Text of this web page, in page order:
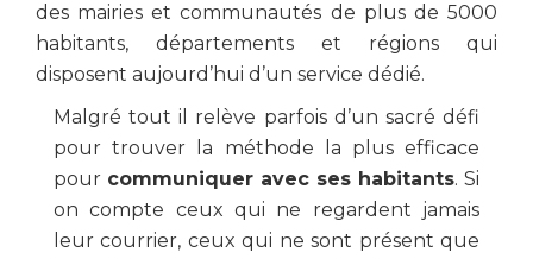
des mairies et communautés de plus de 5000
habitants, départements et régions qui
disposent aujourd’hui d’un service dédié.
Malgré tout il relève parfois d’un sacré défi
pour trouver la méthode la plus efficace
pour communiquer avec ses habitants. Si
on compte ceux qui ne regardent jamais
leur courrier, ceux qui ne sont présent que